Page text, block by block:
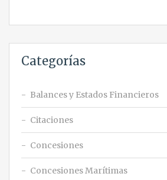
Categorías
Balances y Estados Financieros
Citaciones
Concesiones
Concesiones Marítimas